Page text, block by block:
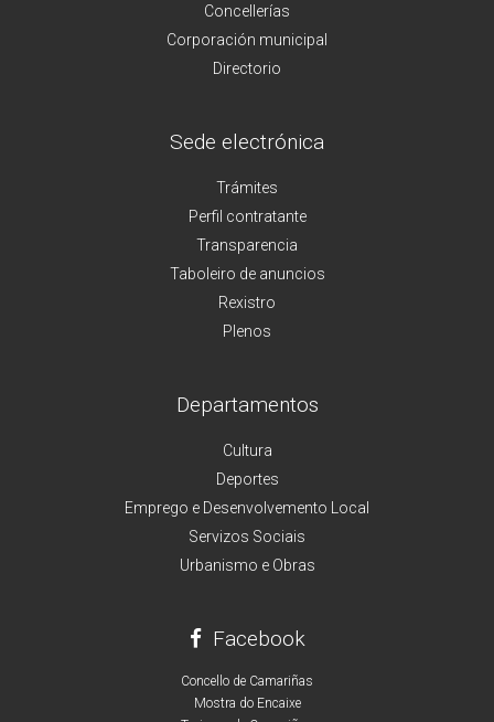
Concellerías
Corporación municipal
Directorio
Sede electrónica
Trámites
Perfil contratante
Transparencia
Taboleiro de anuncios
Rexistro
Plenos
Departamentos
Cultura
Deportes
Emprego e Desenvolvemento Local
Servizos Sociais
Urbanismo e Obras
Facebook
Concello de Camariñas
Mostra do Encaixe